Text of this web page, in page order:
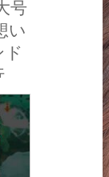
号
い
ド
ト